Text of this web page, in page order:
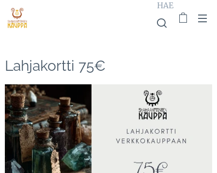
HAE
Lahjakortti 75€